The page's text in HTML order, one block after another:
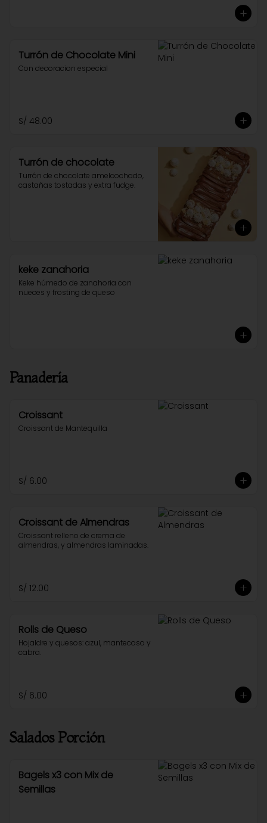
Turrón de Chocolate Mini
Con decoracion especial
S/ 48.00
Turrón de chocolate
Turrón de chocolate amelcochado,
castañas tostadas y extra fudge.
keke zanahoria
Keke húmedo de zanahoria con
nueces y frosting de queso
Panadería
Croissant
Croissant de Mantequilla
S/ 6.00
Croissant de Almendras
Croissant relleno de crema de
almendras, y almendras laminadas.
S/ 12.00
Rolls de Queso
Hojaldre y quesos: azul, mantecoso y
cabra.
S/ 6.00
Salados Porción
Bagels x3 con Mix de
Semillas